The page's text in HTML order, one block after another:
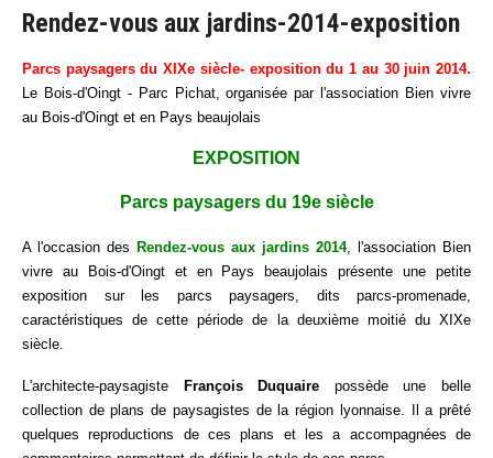
Rendez-vous aux jardins-2014-exposition
Parcs paysagers du XIXe siècle- exposition du 1 au 30 juin 2014.
Le Bois-d'Oingt - Parc Pichat, organisée par l'association Bien vivre
au Bois-d'Oingt et en Pays beaujolais
EXPOSITION
Parcs paysagers du 19e siècle
A l'occasion des Rendez-vous aux jardins 2014, l'association Bien
vivre au Bois-d'Oingt et en Pays beaujolais présente une petite
exposition sur les parcs paysagers, dits parcs-promenade,
caractéristiques de cette période de la deuxième moitié du XIXe
siècle.
L'architecte-paysagiste François Duquaire possède une belle
collection de plans de paysagistes de la région lyonnaise. Il a prêté
quelques reproductions de ces plans et les a accompagnées de